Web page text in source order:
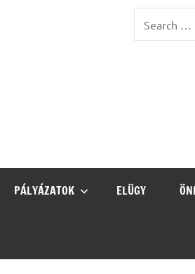
for:
PÁLYÁZATOK ELÜGY